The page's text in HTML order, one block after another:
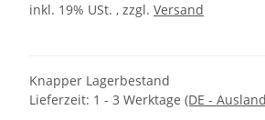
inkl. 19% USt. , zzgl. Versand
Knapper Lagerbestand
Lieferzeit: 1 - 3 Werktage (DE -